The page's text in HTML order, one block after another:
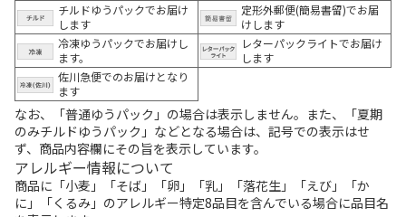
チルドゆうパックでお届け
します
定形外郵便(簡易書留)でお届
けします
冷凍ゆうパックでお届けし
ます。
レターパックライトでお届け
します
佐川急便でのお届けとなり
ます
なお、「普通ゆうパック」の場合は表示しません。また、「夏期
のみチルドゆうパック」などとなる場合は、記号での表示はせ
ず、商品内容欄にその旨を表示しています。
アレルギー情報について
商品に「小麦」「そば」「卵」「乳」「落花生」「えび」「か
に」「くるみ」のアレルギー特定8品目を含んでいる場合に品目名